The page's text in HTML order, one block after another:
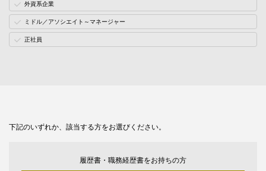
外資系企業
ミドル／アソシエイト～マネージャー
正社員
下記のいずれか、該当する方をお選びください。
履歴書・職務経歴書をお持ちの方